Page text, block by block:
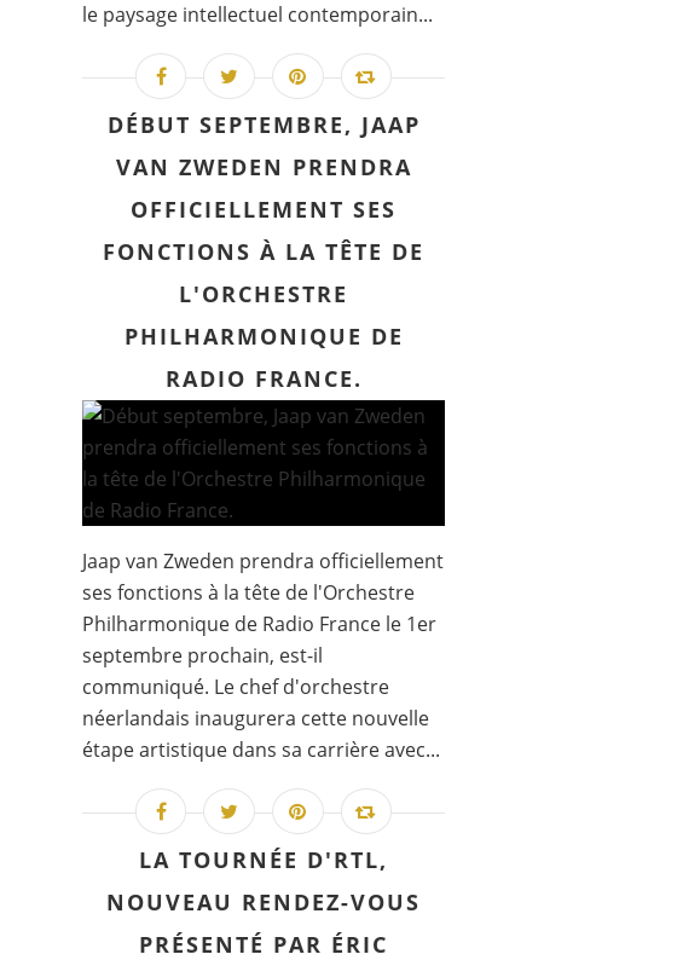
le paysage intellectuel contemporain...
DÉBUT SEPTEMBRE, JAAP
VAN ZWEDEN PRENDRA
OFFICIELLEMENT SES
FONCTIONS À LA TÊTE DE
L'ORCHESTRE
PHILHARMONIQUE DE
RADIO FRANCE.
Jaap van Zweden prendra officiellement
ses fonctions à la tête de l'Orchestre
Philharmonique de Radio France le 1er
septembre prochain, est-il
communiqué. Le chef d'orchestre
néerlandais inaugurera cette nouvelle
étape artistique dans sa carrière avec...
LA TOURNÉE D'RTL,
NOUVEAU RENDEZ-VOUS
PRÉSENTÉ PAR ÉRIC